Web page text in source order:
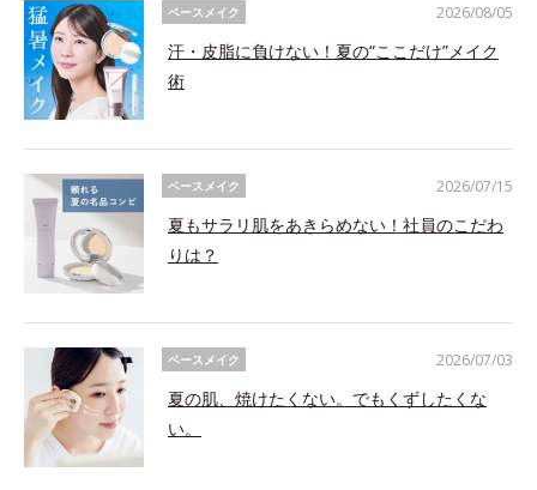
ベースメイク
汗・皮脂に負けない！夏の“ここだけ”メイク
術
2026/08/05
ベースメイク
夏もサラリ肌をあきらめない！社員のこだわ
りは？
2026/07/15
ベースメイク
夏の肌、焼けたくない。でもくずしたくな
い。
2026/07/03